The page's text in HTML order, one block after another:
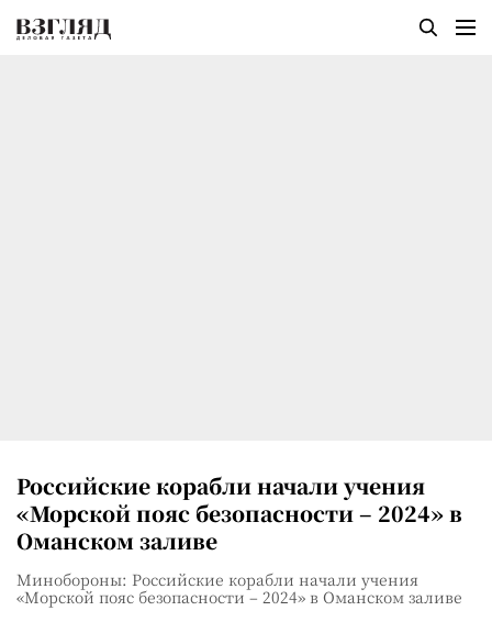
Российские корабли начали учения
«Морской пояс безопасности – 2024» в
Оманском заливе
Минобороны: Российские корабли начали учения
«Морской пояс безопасности – 2024» в Оманском заливе